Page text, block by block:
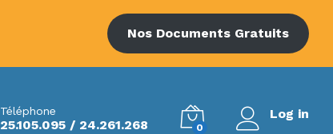
Nos Documents Gratuits
Téléphone
25.105.095 / 24.261.268 0
Log in
د.ت Add to Cart